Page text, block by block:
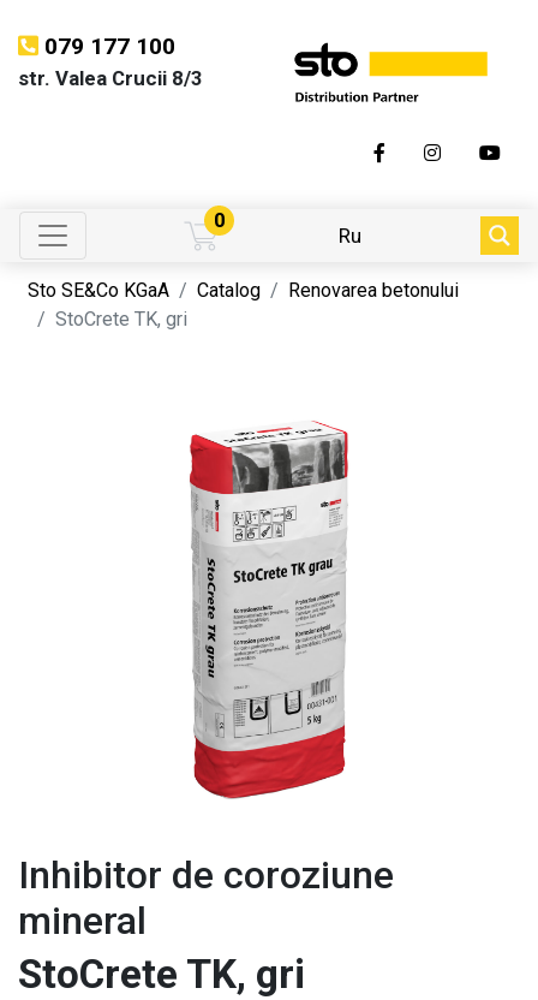
079 177 100
str. Valea Crucii 8/3
0
Ru
Sto SE&Co KGaA Catalog
Renovarea betonului
StoCrete TK, gri
Inhibitor de coroziune
mineral
StoCrete TK, gri